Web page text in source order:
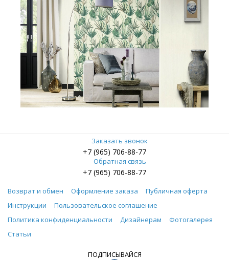
Заказать звонок
+7 (965) 706-88-77
Обратная связь
+7 (965) 706-88-77
Возврат и обмен Оформление заказа
Публичная оферта
Инструкции
Пользовательское соглашение
Политика конфиденциальности
Дизайнерам
Фотогалерея
Статьи
ПОДПИСЫВАЙСЯ